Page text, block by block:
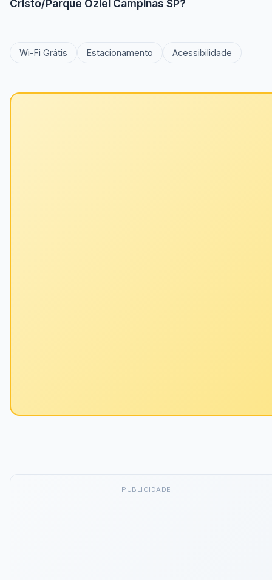
Cristo/Parque Oziel Campinas SP?
Wi-Fi Grátis Estacionamento Acessibilidade
PUBLICIDADE